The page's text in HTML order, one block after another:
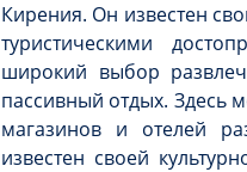
Кирения. Он известен
туристическими
широкий выбор
пассивный отдых. Здесь
магазинов и отелей
известен своей